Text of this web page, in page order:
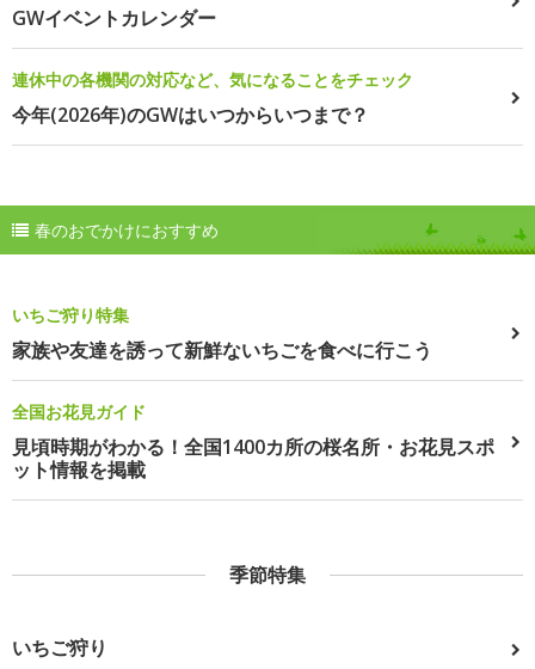
GWイベントカレンダー
連休中の各機関の対応など、気になることをチェック
今年(2026年)のGWはいつからいつまで？
春のおでかけにおすすめ
いちご狩り特集
家族や友達を誘って新鮮ないちごを食べに行こう
全国お花見ガイド
見頃時期がわかる！全国1400カ所の桜名所・お花見スポ
ット情報を掲載
季節特集
いちご狩り